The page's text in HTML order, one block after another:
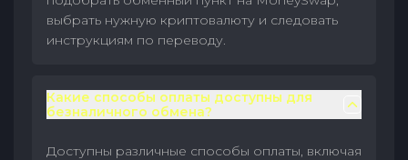
выбрать нужную криптовалюту и следовать
инструкциям по переводу.
Какие способы оплаты доступны для
безналичного обмена?
Доступны различные способы оплаты, включая